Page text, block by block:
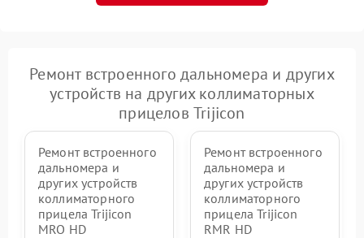
Ремонт встроенного дальномера и других
устройств на других коллиматорных
прицелов Trijicon
Ремонт встроенного
дальномера и
других устройств
коллиматорного
прицела Trijicon
MRO HD
Ремонт встроенного
дальномера и
других устройств
коллиматорного
прицела Trijicon
RMR HD